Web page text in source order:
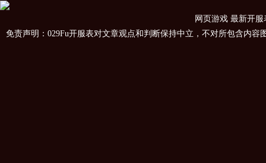
网页游戏 最新开服
免责声明：029Fu开服表对文章观点和判断保持中立，不对所包含内